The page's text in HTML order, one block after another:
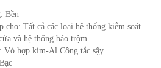
Bền
cho: Tất cả các loại hệ thống kiểm soát
và hệ thống báo trộm
Vỏ hợp kim-Al Công tắc sậy